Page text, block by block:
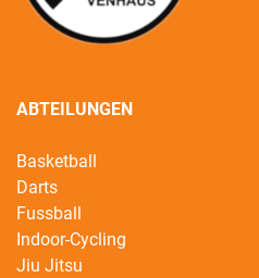
ABTEILUNGEN
Basketball
Darts
Fussball
Indoor-Cycling
Jiu Jitsu